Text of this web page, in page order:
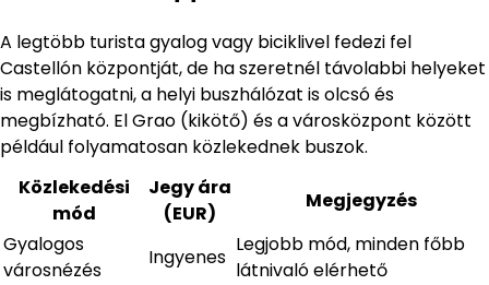
A legtöbb turista gyalog vagy biciklivel fedezi fel
Castellón központját, de ha szeretnél távolabbi helyeket
is meglátogatni, a helyi buszhálózat is olcsó és
megbízható. El Grao (kikötő) és a városközpont között
például folyamatosan közlekednek buszok.
Közlekedési
mód
Jegy ára
(EUR)
Megjegyzés
Gyalogos
városnézés
Ingyenes
Legjobb mód, minden főbb
látnivaló elérhető